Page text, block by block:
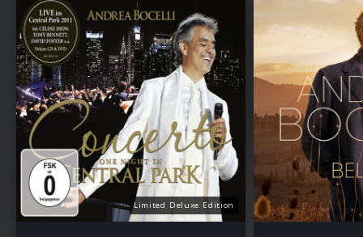
Limited Deluxe Edition